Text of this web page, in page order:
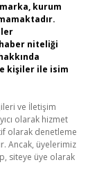
kurum
niteliği
kişiler ile isim
ve İletişim
olarak hizmet
olarak denetleme
Ancak, üyelerimiz
siteye üye olarak